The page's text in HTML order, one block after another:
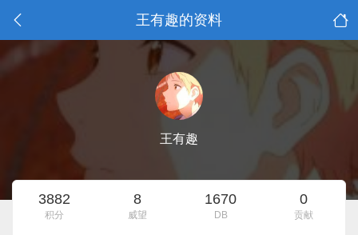
王有趣的资料
王有趣
3882
积分
8
威望
1670
DB
0
贡献